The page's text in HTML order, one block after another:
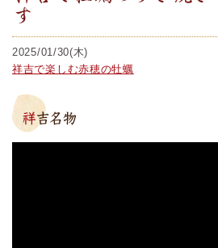
す
2025/01/30(木)
祥吉で楽しむ赤穂の牡蠣
祥吉名物